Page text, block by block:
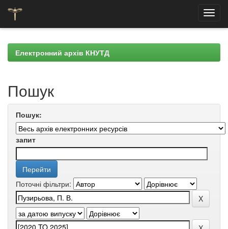
navigationЕлектронний архів КНУТД
Пошук
Пошук:
запит
Поточні фільтри: